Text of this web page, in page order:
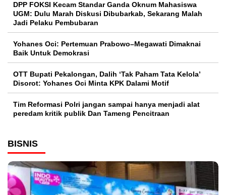
DPP FOKSI Kecam Standar Ganda Oknum Mahasiswa
UGM: Dulu Marah Diskusi Dibubarkab, Sekarang Malah
Jadi Pelaku Pembubaran
Yohanes Oci: Pertemuan Prabowo–Megawati Dimaknai
Baik Untuk Demokrasi
OTT Bupati Pekalongan, Dalih ‘Tak Paham Tata Kelola’
Disorot: Yohanes Oci Minta KPK Dalami Motif
Tim Reformasi Polri jangan sampai hanya menjadi alat
peredam kritik publik Dan Tameng Pencitraan
BISNIS